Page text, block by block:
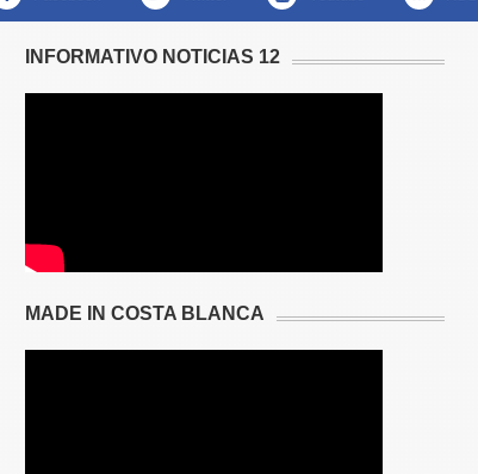
INFORMATIVO NOTICIAS 12
MADE IN COSTA BLANCA